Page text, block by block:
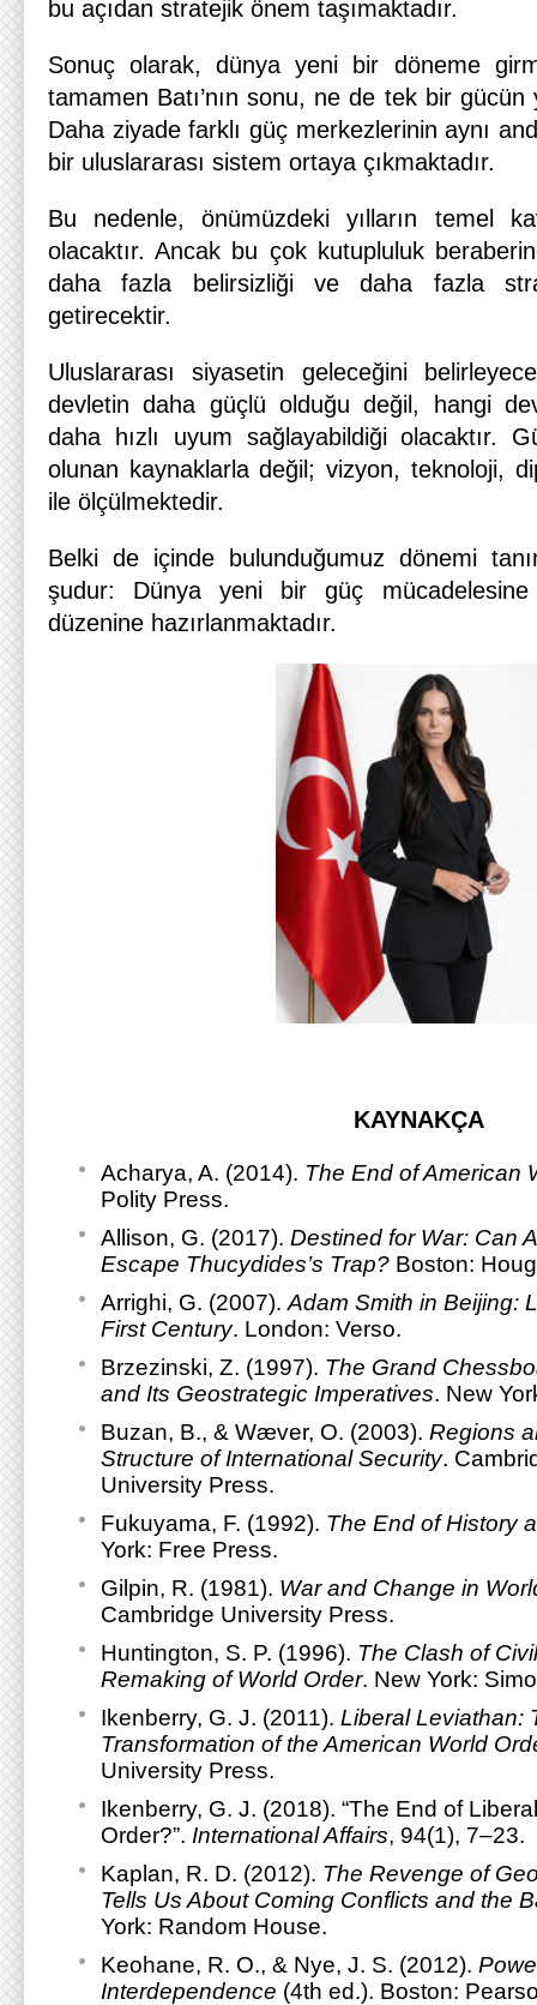
bu açıdan stratejik önem taşımaktadır.
Sonuç olarak, dünya yeni bir döneme
tamamen Batı’nın sonu, ne de tek bir gücün
Daha ziyade farklı güç merkezlerinin aynı
bir uluslararası sistem ortaya çıkmaktadır.
Bu nedenle, önümüzdeki yılların temel
olacaktır. Ancak bu çok kutupluluk
daha fazla belirsizliği ve daha fazla
getirecektir.
Uluslararası siyasetin geleceğini
devletin daha güçlü olduğu değil, hangi
daha hızlı uyum sağlayabildiği olacaktır.
olunan kaynaklarla değil; vizyon, teknoloji,
ile ölçülmektedir.
Belki de içinde bulunduğumuz dönemi
şudur: Dünya yeni bir güç
düzenine hazırlanmaktadır.
KAYNAKÇA
Acharya, A. (2014). The End of American
Polity Press.
Allison, G. (2017). Destined for War: Can
Escape Thucydides’s Trap? Boston:
Arrighi, G. (2007). Adam Smith in Beijing:
First Century. London: Verso.
Brzezinski, Z. (1997). The Grand
and Its Geostrategic Imperatives. New
Buzan, B., & Wæver, O. (2003). Regions
Structure of International Security.
University Press.
Fukuyama, F. (1992). The End of History
York: Free Press.
Gilpin, R. (1981). War and Change in
Cambridge University Press.
Huntington, S. P. (1996). The Clash of
Remaking of World Order. New York:
Ikenberry, G. J. (2011). Liberal Leviathan:
Transformation of the American World
University Press.
Ikenberry, G. J. (2018). “The End of
Order?”. International Affairs, 94(1), 7–23.
Kaplan, R. D. (2012). The Revenge of
Tells Us About Coming Conflicts and the
York: Random House.
Keohane, R. O., & Nye, J. S. (2012).
Interdependence (4th ed.). Boston: